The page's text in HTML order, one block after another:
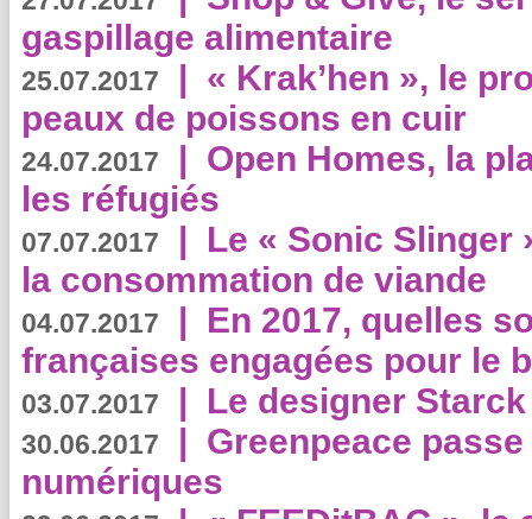
gaspillage alimentaire
25.07.2017 | « Krak’hen », le
peaux de poissons en cuir
24.07.2017 | Open Homes, la
les réfugiés
07.07.2017 | Le « Sonic Slinger
la consommation de viande
04.07.2017 | En 2017, quelles
françaises engagées pour le
03.07.2017 | Le designer
30.06.2017 | Greenpeace
numériques